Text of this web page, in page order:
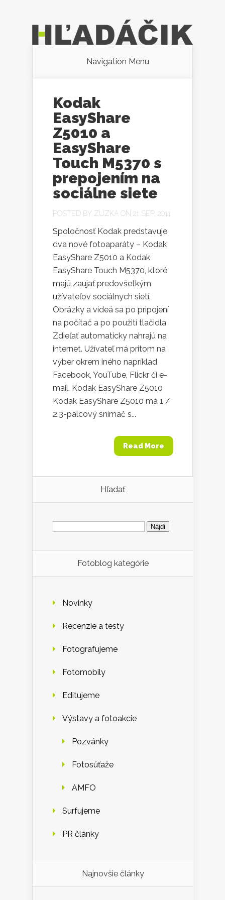
Navigation Menu
Kodak
EasyShare
Z5010 a
EasyShare
Touch M5370 s
prepojením na
sociálne siete
POSTED BY ZUZKA ON 21 SEP, 2011
Spoločnosť Kodak predstavuje
dva nové fotoaparáty – Kodak
EasyShare Z5010 a Kodak
EasyShare Touch M5370, ktoré
majú zaujať predovšetkým
užívateľov sociálnych sietí.
Obrázky a videá sa po pripojení
na počítač a po použití tlačidla
Zdieľať automaticky nahrajú na
internet. Užívateľ má pritom na
výber okrem iného napríklad
Facebook, YouTube, Flickr či e-
mail. Kodak EasyShare Z5010
Kodak EasyShare Z5010 má 1 /
2,3-palcový snímač s...
Read More
Hľadať
Hľadať:
Fotoblog kategórie
Novinky
Recenzie a testy
Fotografujeme
Fotomobily
Editujeme
Výstavy a fotoakcie
Pozvánky
Fotosúťaže
AMFO
Surfujeme
PR články
Najnovšie články